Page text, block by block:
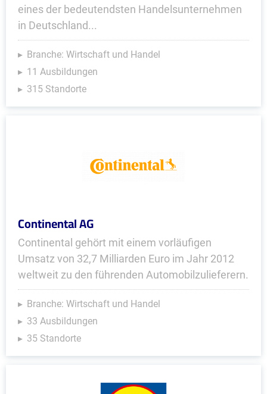
eines der bedeutendsten Handelsunternehmen
in Deutschland...
Branche: Wirtschaft und Handel
11 Ausbildungen
315 Standorte
Continental AG
Continental gehört mit einem vorläufigen
Umsatz von 32,7 Milliarden Euro im Jahr 2012
weltweit zu den führenden Automobilzulieferern.
Branche: Wirtschaft und Handel
33 Ausbildungen
35 Standorte